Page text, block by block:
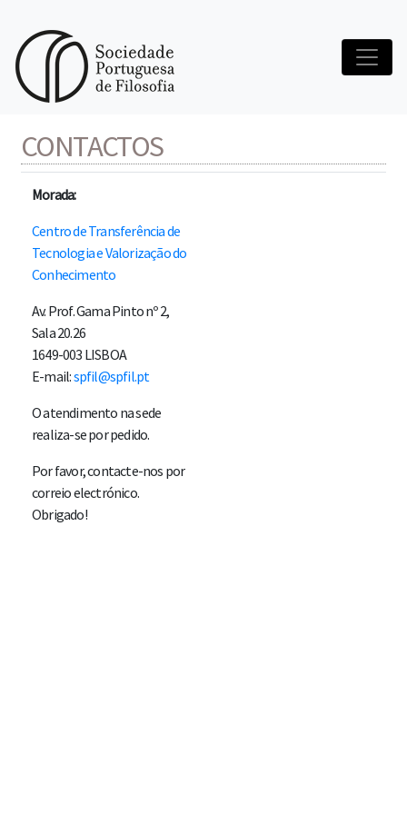
Início Contactos
CONTACTOS
Morada:
Centro de Transferência de
Tecnologia e Valorização do
Conhecimento
Av. Prof. Gama Pinto nº 2,
Sala 20.26
1649-003 LISBOA
E-mail:spfil@spfil.pt
O atendimento na sede
realiza-se por pedido.
Por favor, contacte-nos por
correio electrónico.
Obrigado!